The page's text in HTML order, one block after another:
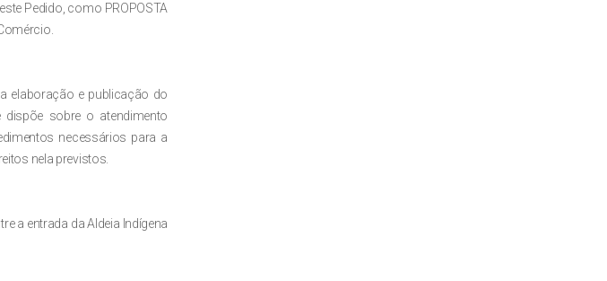
Pedido, como PROPOSTA
elaboração e publicação do
dispõe sobre o atendimento
necessários para a
nela previstos.
a entrada da Aldeia Indígena